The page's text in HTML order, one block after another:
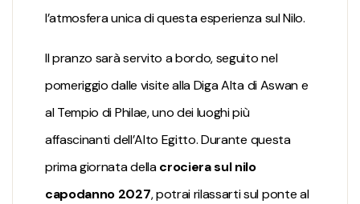
l’atmosfera unica di questa esperienza sul Nilo.
Il pranzo sarà servito a bordo, seguito nel
pomeriggio dalle visite alla Diga Alta di Aswan e
al Tempio di Philae, uno dei luoghi più
affascinanti dell’Alto Egitto. Durante questa
prima giornata dellacrociera sul nilo
capodanno 2027, potrai rilassarti sul ponte al